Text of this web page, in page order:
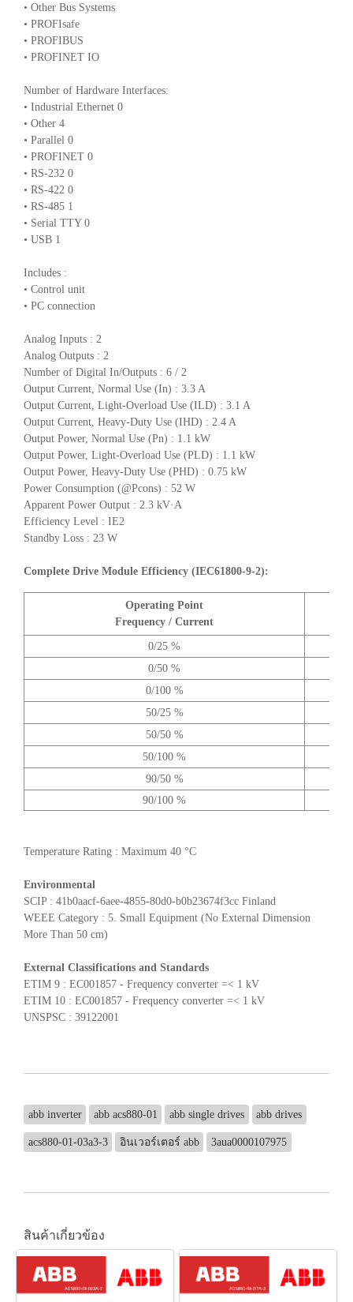
• Other Bus Systems
• PROFIsafe
• PROFIBUS
• PROFINET IO
Number of Hardware Interfaces:
• Industrial Ethernet 0
• Other 4
• Parallel 0
• PROFINET 0
• RS-232 0
• RS-422 0
• RS-485 1
• Serial TTY 0
• USB 1
Includes :
• Control unit
• PC connection
Analog Inputs : 2
Analog Outputs : 2
Number of Digital In/Outputs : 6 / 2
Output Current, Normal Use (In) : 3.3 A
Output Current, Light-Overload Use (ILD) : 3.1 A
Output Current, Heavy-Duty Use (IHD) : 2.4 A
Output Power, Normal Use (Pn) : 1.1 kW
Output Power, Light-Overload Use (PLD) : 1.1 kW
Output Power, Heavy-Duty Use (PHD) : 0.75 kW
Power Consumption (@Pcons) : 52 W
Apparent Power Output : 2.3 kV·A
Efficiency Level : IE2
Standby Loss : 23 W
Complete Drive Module Efficiency (IEC61800-9-2):
Operating Point
Frequency / Current
0/25 %
0/50 %
0/100 %
50/25 %
50/50 %
50/100 %
90/50 %
90/100 %
Temperature Rating : Maximum 40 °C
Environmental
SCIP : 41b0aacf-6aee-4855-80d0-b0b23674f3cc Finland
WEEE Category : 5. Small Equipment (No External Dimension
More Than 50 cm)
External Classifications and Standards
ETIM 9 : EC001857 - Frequency converter =< 1 kV
ETIM 10 : EC001857 - Frequency converter =< 1 kV
UNSPSC : 39122001
abb inverter abb acs880-01 abb single drives abb drives
acs880-01-03a3-3 อินเวอร์เตอร์ abb 3aua0000107975
สินค้าเกี่ยวข้อง